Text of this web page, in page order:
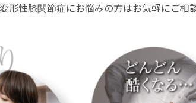
形性膝関節症にお悩みの方はお気軽にご相